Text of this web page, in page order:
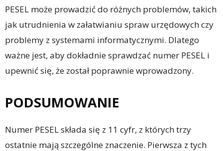
PESEL może prowadzić do różnych problemów, takich
jak utrudnienia w załatwianiu spraw urzędowych czy
problemy z systemami informatycznymi. Dlatego
ważne jest, aby dokładnie sprawdzać numer PESEL i
upewnić się, że został poprawnie wprowadzony.
PODSUMOWANIE
Numer PESEL składa się z 11 cyfr, z których trzy
ostatnie mają szczególne znaczenie. Pierwsza z tych